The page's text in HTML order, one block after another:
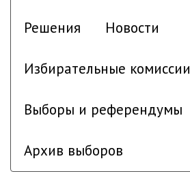
Решения Новости
Избирательные комиссии
Выборы и референдумы
Архив выборов